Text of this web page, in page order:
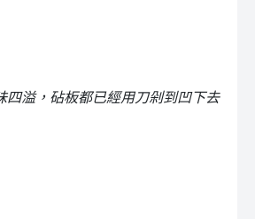
四溢，砧板都已經用刀剁到凹下去